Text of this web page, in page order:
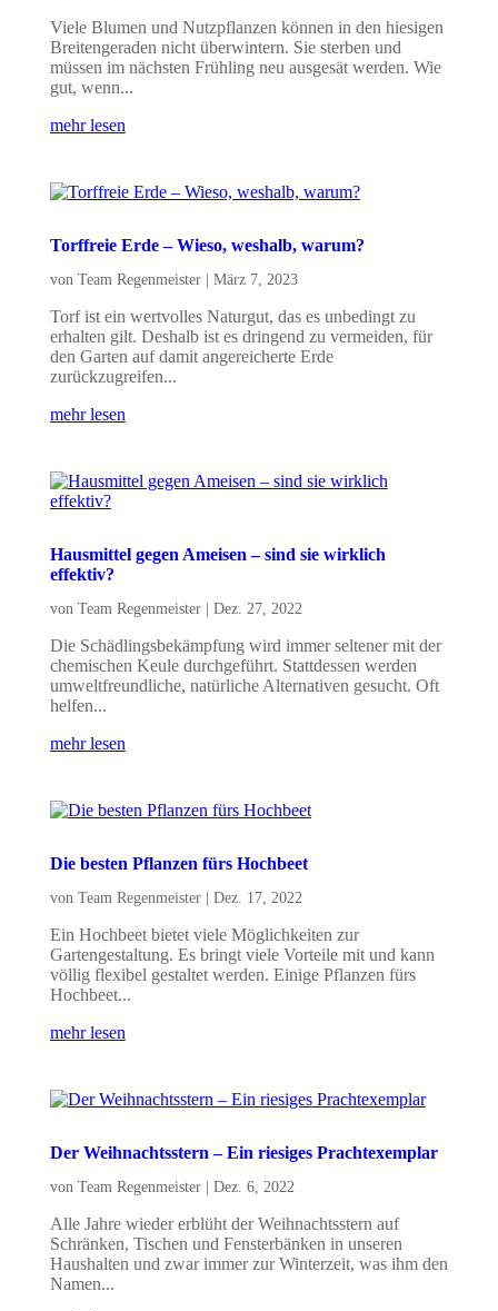
Viele Blumen und Nutzpflanzen können in den hiesigen
Breitengeraden nicht überwintern. Sie sterben und
müssen im nächsten Frühling neu ausgesät werden. Wie
gut, wenn...
mehr lesen
Torffreie Erde – Wieso, weshalb, warum?
von Team Regenmeister| März 7, 2023
Torf ist ein wertvolles Naturgut, das es unbedingt zu
erhalten gilt. Deshalb ist es dringend zu vermeiden, für
den Garten auf damit angereicherte Erde
zurückzugreifen...
mehr lesen
Hausmittel gegen Ameisen – sind sie wirklich
effektiv?
von Team Regenmeister| Dez. 27, 2022
Die Schädlingsbekämpfung wird immer seltener mit der
chemischen Keule durchgeführt. Stattdessen werden
umweltfreundliche, natürliche Alternativen gesucht. Oft
helfen...
mehr lesen
Die besten Pflanzen fürs Hochbeet
von Team Regenmeister| Dez. 17, 2022
Ein Hochbeet bietet viele Möglichkeiten zur
Gartengestaltung. Es bringt viele Vorteile mit und kann
völlig flexibel gestaltet werden. Einige Pflanzen fürs
Hochbeet...
mehr lesen
Der Weihnachtsstern – Ein riesiges Prachtexemplar
von Team Regenmeister| Dez. 6, 2022
Alle Jahre wieder erblüht der Weihnachtsstern auf
Schränken, Tischen und Fensterbänken in unseren
Haushalten und zwar immer zur Winterzeit, was ihm den
Namen...